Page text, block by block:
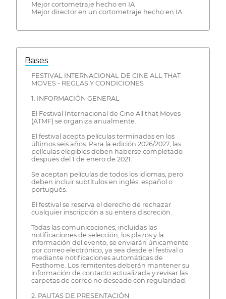
Mejor cortometraje hecho en IA
Mejor director en un cortometraje hecho en IA
Bases
FESTIVAL INTERNACIONAL DE CINE ALL THAT
MOVES - REGLAS Y CONDICIONES
1. INFORMACIÓN GENERAL
El Festival Internacional de Cine All that Moves
(ATMF) se organiza anualmente.
El festival acepta películas terminadas en los
últimos seis años. Para la edición 2026/2027, las
películas elegibles deben haberse completado
después del 1 de enero de 2021.
Se aceptan películas de todos los idiomas, pero
deben incluir subtítulos en inglés, español o
portugués.
El festival se reserva el derecho de rechazar
cualquier inscripción a su entera discreción.
Todas las comunicaciones, incluidas las
notificaciones de selección, los plazos y la
información del evento, se enviarán únicamente
por correo electrónico, ya sea desde el festival o
mediante notificaciones automáticas de
Festhome. Los remitentes deberán mantener su
información de contacto actualizada y revisar las
carpetas de correo no deseado con regularidad.
2. PAUTAS DE PRESENTACIÓN